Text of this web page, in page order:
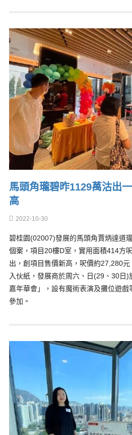
馬頭角瓏碧昨1129萬沽出
高
2022-10-30
碧桂園(02007)發展的馬頭角賈炳達道
個案，項目20樓D室，實用面積414方
出，創項目售價新高，呎價約27,280
入伙紙，發展商於周六、日(29、30日
嘉年華會」，設有魔術表演及攤位遊
參加。